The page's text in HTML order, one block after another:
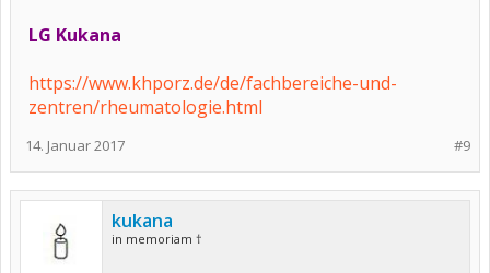
LG Kukana
https://www.khporz.de/de/fachbereiche-und-
zentren/rheumatologie.html
#9
14. Januar 2017
kukana
in memoriam †